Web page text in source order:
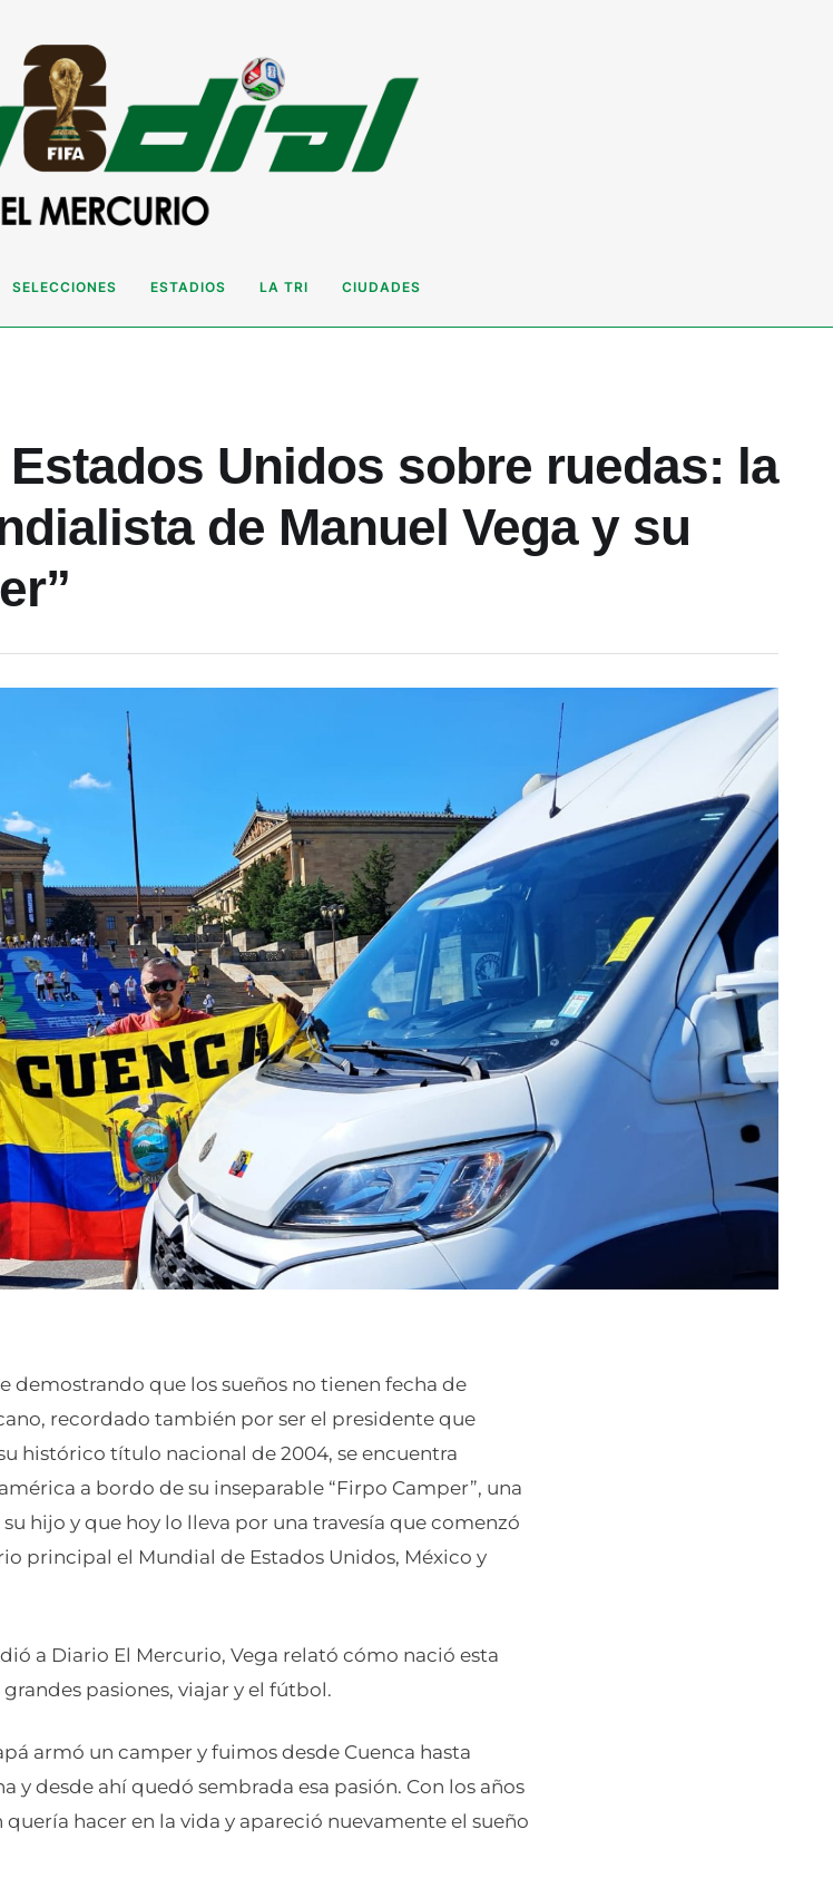
SELECCIONES ESTADIOS LA TRI CIUDADES
Estados Unidos sobre ruedas: la
de Manuel Vega y su
demostrando que los sueños no tienen fecha de
recordado también por ser el presidente que
histórico título nacional de 2004, se encuentra
a bordo de su inseparable “Firpo Camper”, una
hijo y que hoy lo lleva por una travesía que comenzó
principal el Mundial de Estados Unidos, México y
a Diario El Mercurio, Vega relató cómo nació esta
pasiones, viajar y el fútbol.
armó un camper y fuimos desde Cuenca hasta
y desde ahí quedó sembrada esa pasión. Con los años
hacer en la vida y apareció nuevamente el sueño